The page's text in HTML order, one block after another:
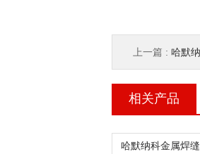
上一篇 : 哈默
相关产品